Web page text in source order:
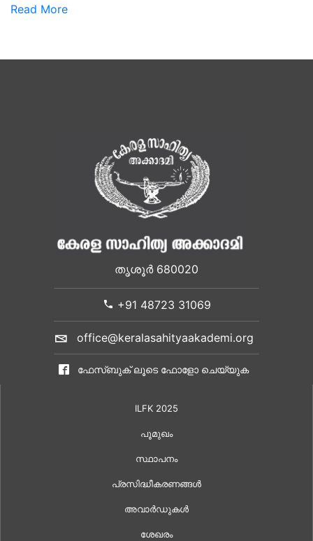
Read More
തൃശൂർ 680020
+91 48723 31069
office@keralasahityaakademi.org
ഫേസ്ബുക് ലൂടെ ഫോളോ ചെയ്യുക
ILFK 2025
പൂമുഖം
സ്ഥാപനം
പ്രസിദ്ധീകരണങ്ങൾ
അവാർഡുകൾ
ശേഖരം